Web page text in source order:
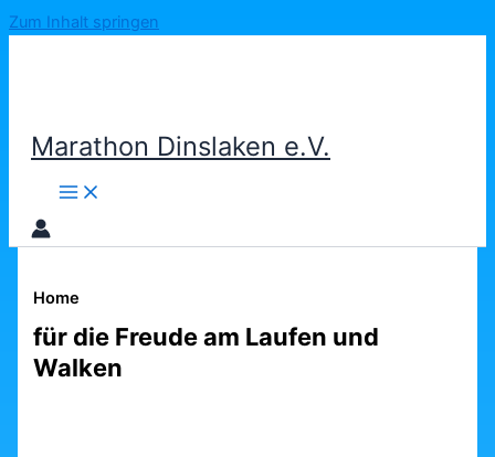
Zum Inhalt springen
Marathon Dinslaken e.V.
Home
für die Freude am Laufen und
Walken